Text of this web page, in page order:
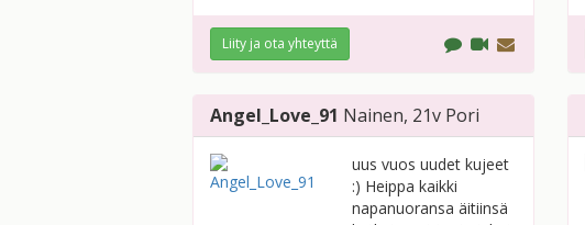
Liity ja ota yhteyttä
Angel_Love_91 Nainen, 21v Pori
uus vuos uudet kujeet
:) Heippa kaikki
napanuoransa äitiinsä